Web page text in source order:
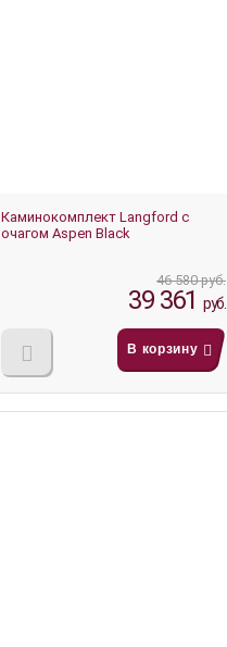
Каминокомплект Langford с
очагом Aspen Black
46 580 руб.
39 361 руб.
В корзину